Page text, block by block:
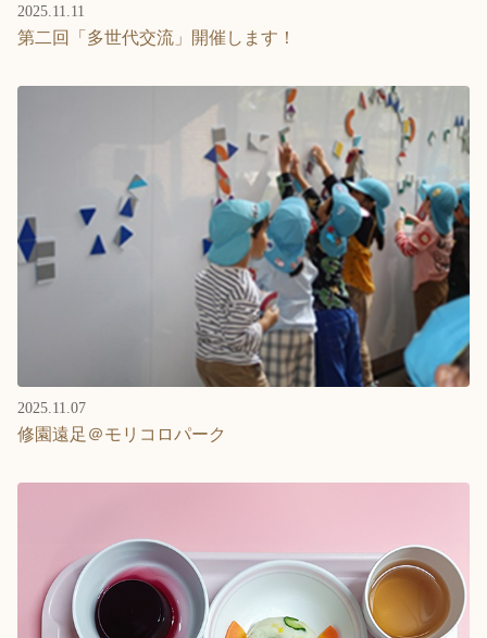
2025.11.11
第二回「多世代交流」開催します！
2025.11.07
修園遠足＠モリコロパーク